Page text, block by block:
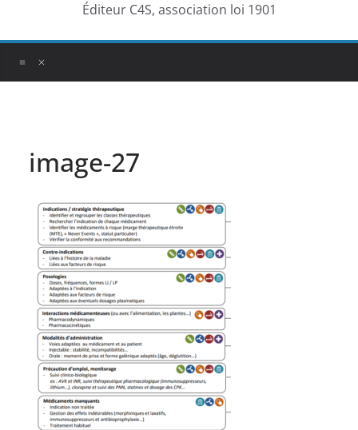
Éditeur C4S, association loi 1901
image-27